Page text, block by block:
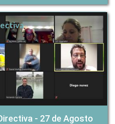
- 27 de Agosto